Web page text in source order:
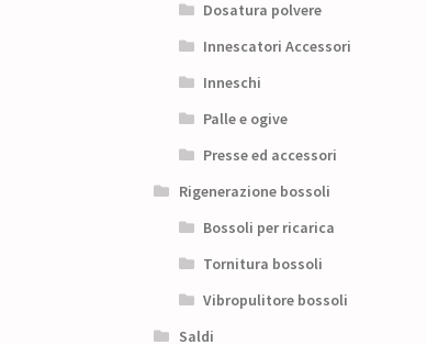
Dosatura polvere
Innescatori Accessori
Inneschi
Palle e ogive
Presse ed accessori
Rigenerazione bossoli
Bossoli per ricarica
Tornitura bossoli
Vibropulitore bossoli
Saldi